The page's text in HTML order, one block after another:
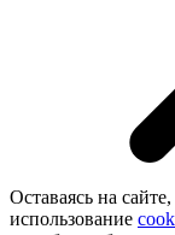
Оставаясь на
использование